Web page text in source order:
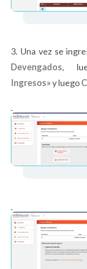
3. Una vez se
Devengados,
Ingresos»y luego